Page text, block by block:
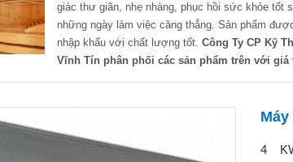
giác thư giãn, nhẹ nhàng, phục hồi sức khỏe tốt
những ngày làm việc căng thẳng. Sản phẩm
nhập khẩu với chất lượng tốt.Công Ty CP Kỹ
Vĩnh Tín phân phối các sản phẩm trên với giá
4